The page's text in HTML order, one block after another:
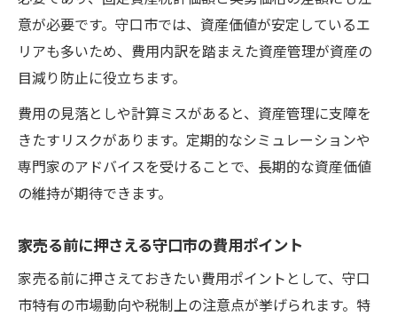
意が必要です。守口市では、資産価値が安定しているエ
リアも多いため、費用内訳を踏まえた資産管理が資産の
目減り防止に役立ちます。
費用の見落としや計算ミスがあると、資産管理に支障を
きたすリスクがあります。定期的なシミュレーションや
専門家のアドバイスを受けることで、長期的な資産価値
の維持が期待できます。
家売る前に押さえる守口市の費用ポイント
家売る前に押さえておきたい費用ポイントとして、守口
市特有の市場動向や税制上の注意点が挙げられます。特